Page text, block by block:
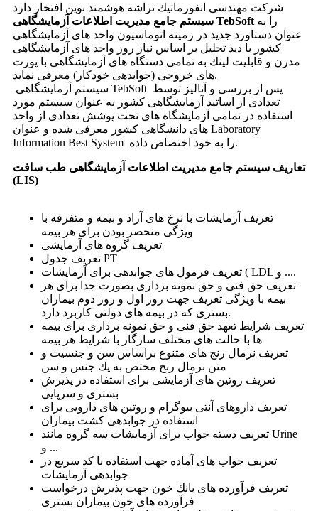
شركت مهندسی انفورماتیك تراشه هوشمند نوین افتخار دارد
سیستم جامع مدیریت اطلاعات آزمایشگاهی TebSoft
عنوان دستاورد جدید در زمینه اتوماسیون واحد های آزمایشگاهی
كشور با دید تحلیل بر اساس نیاز روز واحد های آزمایشگاهی
مدرن و قابلیت لینك به تمامی دستگاه های آزمایشگاهی با پورت
های خروجی (جوابدهی خودكار) معرفی نماید.
تعدادی از اساتید آزمایشگاهی كشور به عنوان سیستم مورد
استفاده در تمامی آزمایشگاه های تحت پوشش تعدادی از واحد
های دانشگاهی كشور معرفی شده و عنوان Laboratory
Information Best System را به خود اختصاص داده.
تعاریف سیستم جامع مدیریت اطلاعات آزمایشگاهی طب سافت
(LIS)
تعریف آزمایشات با نرخ های آزاد و بیمه و متفرقه با
ویژگی منحصر بودن برای هر بیمه
تعریف گروه های آزمایشی
تعریف جدول PT
تعریف فرمول های جوابدهی برای آزمایشات ( LDL و ....
تعریف حق فنی و حق نمونه برداری بصورت جدا برای هر
بیمه با ویژگی تعریف جهت روز اول و روز دوم بیماران
بستری كه در بیمه های دولتی كاربرد دارد.
تعریف شرایط تعهد حق فنی و حق نمونه برداری برای بیمه
ها با حالت های مختلف سازگار با شرایط هر بیمه
تعریف نرمال رنج های متنوع براساس سن و جنسیت و
متن نرمال رنج مختص به یك جنس و سن
تعریف روتین های آزمایشی برای استفاده در پذیرش
بستری و سرپایی
تعریف داروهای آنتی بیوگرام و روتین های دارویی برای
استفاده در جوابدهی كشت بیماران
تعریف دسته جواب برای آزمایشات سه گروه مانند Urine
و ...
تعریف جواب های آماده جهت استفاده با كد سریع در
جوابدهی آزمایشات
تعریف فرآورده های بانك خون جهت پذیرش درخواست
فرآورده های خون بیماران بستری